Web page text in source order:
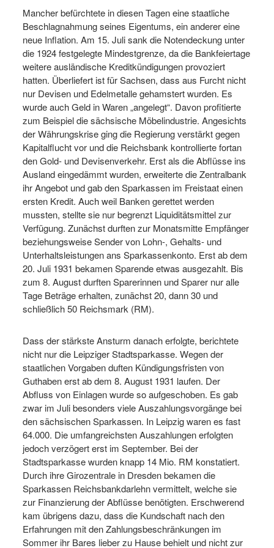
Mancher befürchtete in diesen Tagen eine staatliche
Beschlagnahmung seines Eigentums, ein anderer eine
neue Inflation. Am 15. Juli sank die Notendeckung unter
die 1924 festgelegte Mindestgrenze, da die Bankfeiertage
weitere ausländische Kreditkündigungen provoziert
hatten. Überliefert ist für Sachsen, dass aus Furcht nicht
nur Devisen und Edelmetalle gehamstert wurden. Es
wurde auch Geld in Waren „angelegt“. Davon profitierte
zum Beispiel die sächsische Möbelindustrie. Angesichts
der Währungskrise ging die Regierung verstärkt gegen
Kapitalflucht vor und die Reichsbank kontrollierte fortan
den Gold- und Devisenverkehr. Erst als die Abflüsse ins
Ausland eingedämmt wurden, erweiterte die Zentralbank
ihr Angebot und gab den Sparkassen im Freistaat einen
ersten Kredit. Auch weil Banken gerettet werden
mussten, stellte sie nur begrenzt Liquiditätsmittel zur
Verfügung. Zunächst durften zur Monatsmitte Empfänger
beziehungsweise Sender von Lohn-, Gehalts- und
Unterhaltsleistungen ans Sparkassenkonto. Erst ab dem
20. Juli 1931 bekamen Sparende etwas ausgezahlt. Bis
zum 8. August durften Sparerinnen und Sparer nur alle
Tage Beträge erhalten, zunächst 20, dann 30 und
schließlich 50 Reichsmark (RM).
Dass der stärkste Ansturm danach erfolgte, berichtete
nicht nur die Leipziger Stadtsparkasse. Wegen der
staatlichen Vorgaben duften Kündigungsfristen von
Guthaben erst ab dem 8. August 1931 laufen. Der
Abfluss von Einlagen wurde so aufgeschoben. Es gab
zwar im Juli besonders viele Auszahlungsvorgänge bei
den sächsischen Sparkassen. In Leipzig waren es fast
64.000. Die umfangreichsten Auszahlungen erfolgten
jedoch verzögert erst im September. Bei der
Stadtsparkasse wurden knapp 14 Mio. RM konstatiert.
Durch ihre Girozentrale in Dresden bekamen die
Sparkassen Reichsbankdarlehn vermittelt, welche sie
zur Finanzierung der Abflüsse benötigten. Erschwerend
kam übrigens dazu, dass die Kundschaft nach den
Erfahrungen mit den Zahlungsbeschränkungen im
Sommer ihr Bares lieber zu Hause behielt und nicht zur